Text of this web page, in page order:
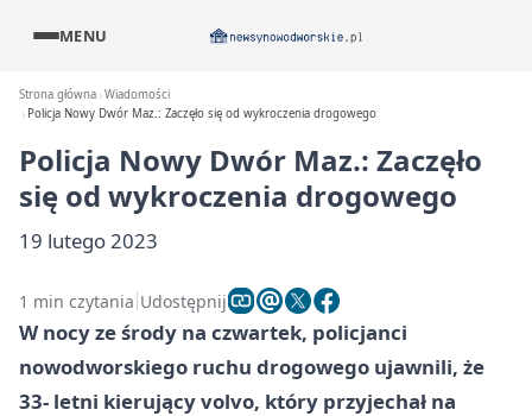
MENU
Strona główna Wiadomości
Policja Nowy Dwór Maz.: Zaczęło się od wykroczenia drogowego
Policja Nowy Dwór Maz.: Zaczęło
się od wykroczenia drogowego
19 lutego 2023
1 min czytania Udostępnij
W nocy ze środy na czwartek, policjanci
nowodworskiego ruchu drogowego ujawnili, że
33- letni kierujący volvo, który przyjechał na